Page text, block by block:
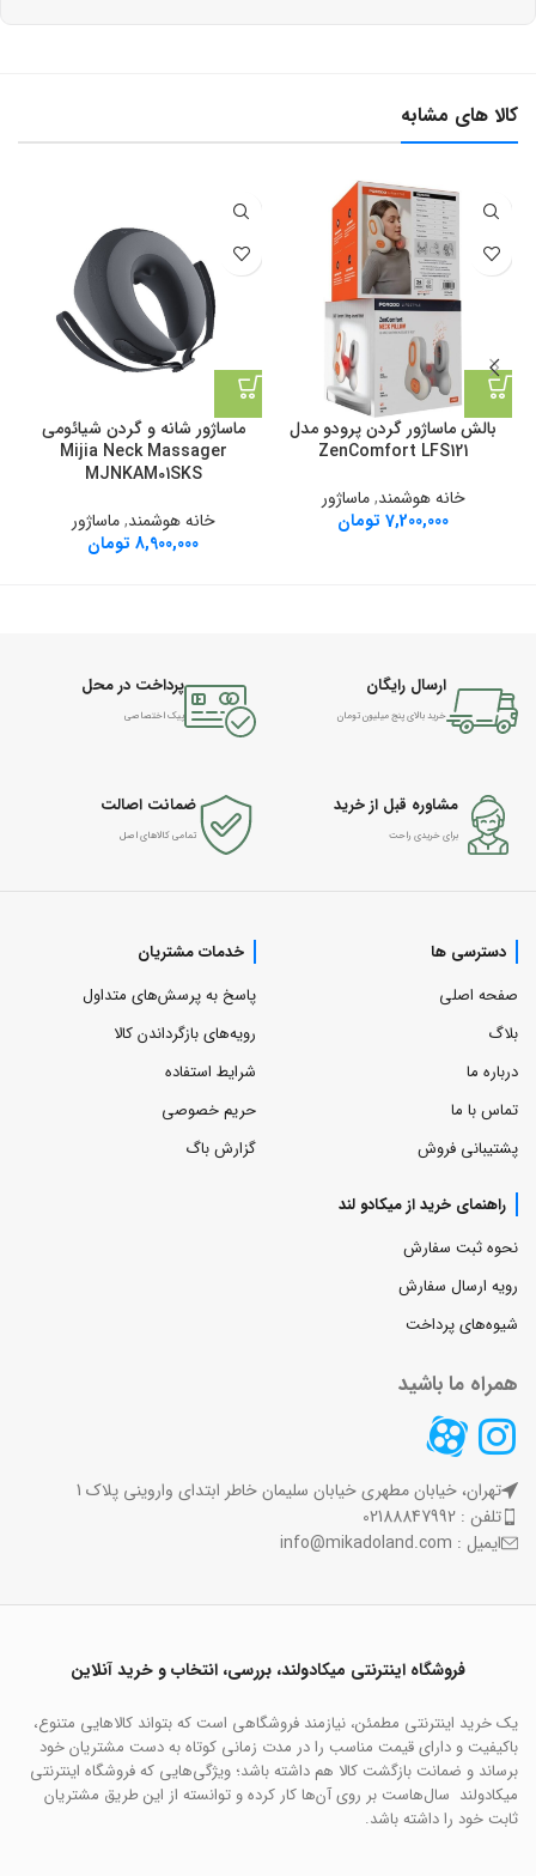
کالا های مشابه
بالش ماساژور گردن پرودو مدل
ZenComfort LFS121
خانه هوشمند,ماساژور
7,200,000 تومان
ماساژور شانه و گردن شیائومی
Mijia Neck Massager
MJNKAM01SKS
خانه هوشمند,ماساژور
8,900,000 تومان
ارسال رایگان
خرید بالای پنج میلیون تومان
پرداخت در محل
پیک اختصاصی
مشاوره قبل از خرید
برای خریدی راحت
ضمانت اصالت
تمامی کالاهای اصل
دسترسی ها
صفحه اصلی
بلاگ
درباره ما
تماس با ما
پشتیبانی فروش
خدمات مشتریان
پاسخ به پرسش‌های متداول
رویه‌های بازگرداندن کالا
شرایط استفاده
حریم خصوصی
گزارش باگ
راهنمای خرید از میکادو لند
نحوه ثبت سفارش
رویه ارسال سفارش
شیوه‌های پرداخت
همراه ما باشید
تهران، خیابان مطهری خیابان سلیمان خاطر ابتدای واروینی پلاک 1
تلفن : 02188847992
ایمیل : info@mikadoland.com
فروشگاه اینترنتی میکادولند، بررسی، انتخاب و خرید آنلاین
یک خرید اینترنتی مطمئن، نیازمند فروشگاهی است که بتواند کالاهایی متنوع،
باکیفیت و دارای قیمت مناسب را در مدت زمانی کوتاه به دست مشتریان خود
برساند و ضمانت بازگشت کالا هم داشته باشد؛ ویژگی‌هایی که فروشگاه اینترنتی
میکادولند سال‌هاست بر روی آن‌ها کار کرده و توانسته از این طریق مشتریان
ثابت خود را داشته باشد.